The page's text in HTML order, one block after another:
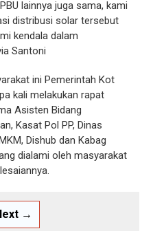
lainnya juga sama, kami
distribusi solar tersebut
kendala dalam
Santoni
ini Pemerintah Kot
kali melakukan rapat
Asisten Bidang
Kasat Pol PP, Dinas
Dishub dan Kabag
dialami oleh masyarakat
→